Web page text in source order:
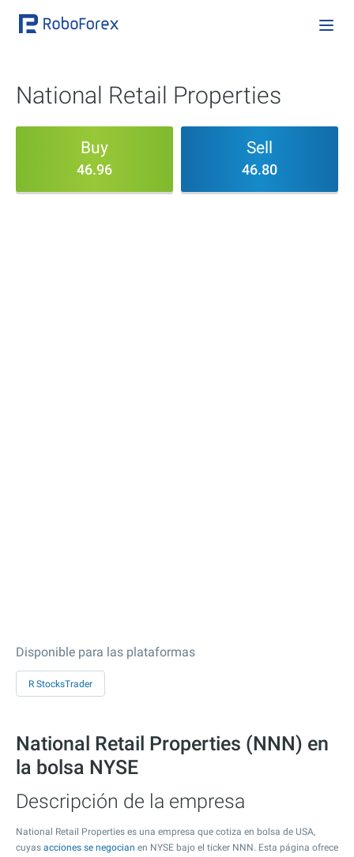
National Retail Properties
Buy
46.96
Sell
46.80
Disponible para las plataformas
R StocksTrader
National Retail Properties (NNN) en
la bolsa NYSE
Descripción de la empresa
National Retail Properties es una empresa que cotiza en bolsa de USA,
cuyas acciones se negocian en NYSE bajo el ticker NNN. Esta página ofrece